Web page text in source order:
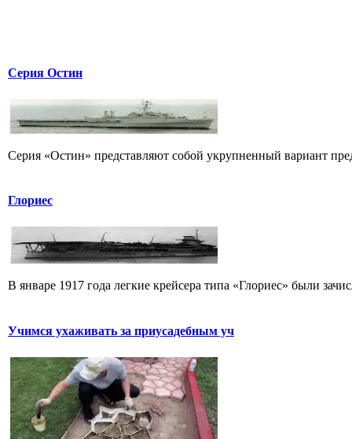
Серия Остин
Cерия «Остин» представляют собой укрупненный вариант
Глориес
В январе 1917 года легкие крейсера типа «Глориес» были
Учимся ухаживать за приусадебным уч